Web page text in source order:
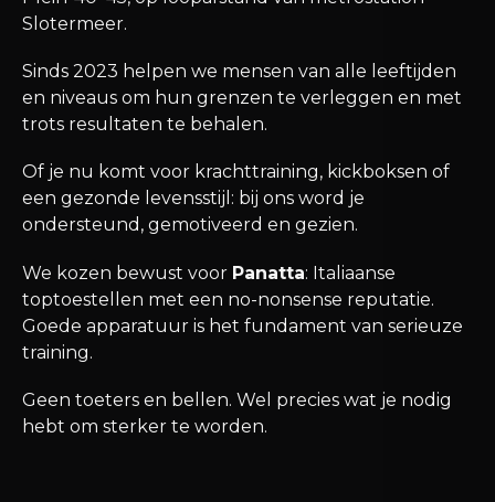
Slotermeer.
Sinds 2023 helpen we mensen van alle leeftijden
en niveaus om hun grenzen te verleggen en met
trots resultaten te behalen.
Of je nu komt voor krachttraining, kickboksen of
een gezonde levensstijl: bij ons word je
ondersteund, gemotiveerd en gezien.
We kozen bewust voor Panatta: Italiaanse
toptoestellen met een no-nonsense reputatie.
Goede apparatuur is het fundament van serieuze
training.
Geen toeters en bellen. Wel precies wat je nodig
hebt om sterker te worden.